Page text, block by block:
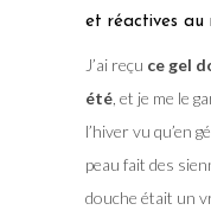
et réactives au
J’ai reçu ce gel
été, et je me le
l’hiver vu qu’en
peau fait des
douche était un